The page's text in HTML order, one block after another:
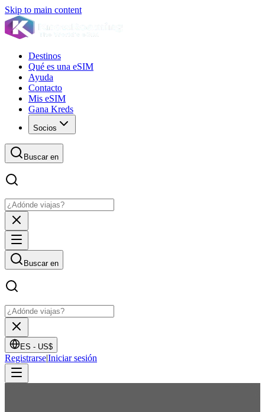
Skip to main content
Destinos
Qué es una eSIM
Ayuda
Contacto
Mis eSIM
Gana Kreds
Socios
Buscar en
Buscar en
ES - US$
Registrarse|Iniciar sesión